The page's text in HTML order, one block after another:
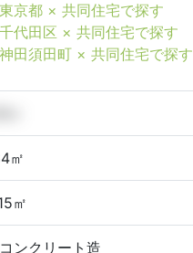
東京都 × 共同住宅で探す
千代田区 × 共同住宅で探す
神田須田町 × 共同住宅で探す
㎡
㎡
ンクリート造